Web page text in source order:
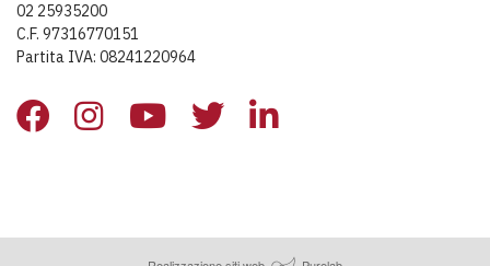
02 25935200
C.F. 97316770151
Partita IVA: 08241220964